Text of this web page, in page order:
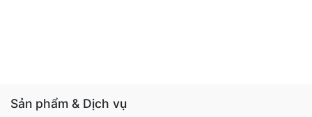
Sản phẩm & Dịch vụ